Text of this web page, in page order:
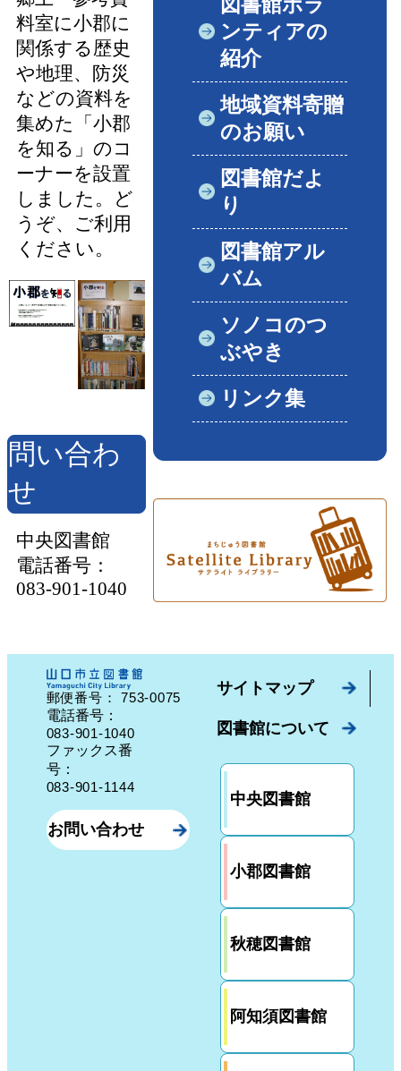
料室に小郡に
関係する歴史
や地理、防災
などの資料を
集めた「小郡
を知る」のコ
ーナーを設置
しました。ど
うぞ、ご利用
ください。
問い合わ
せ
中央図書館
電話番号：
083-901-1040
図書館ボラ
ンティアの
紹介
地域資料寄贈
のお願い
図書館だよ
り
図書館アル
バム
ソノコのつ
ぶやき
リンク集
郵便番号：753-0075 山口県山口市中園町７番７号
電話番号：
083-901-1040
ファックス番
号：
083-901-1144
お問い合わせ
サイトマップ
図書館について
中央図書館
小郡図書館
秋穂図書館
阿知須図書館